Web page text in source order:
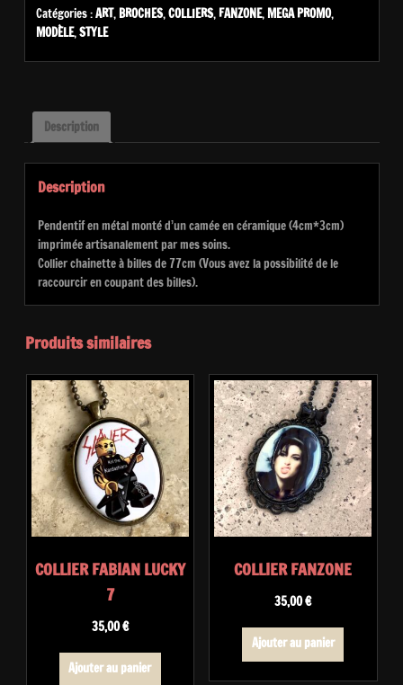
BROCHE
FANZONE
Catégories :ART, BROCHES,COLLIERS, FANZONE, MEGA PROMO,
MODÈLE,STYLE
Description
Description
Pendentif en métal monté d’un camée en céramique (4cm*3cm)
imprimée artisanalement par mes soins.
Collier chainette à billes de 77cm (Vous avez la possibilité de le
raccourcir en coupant des billes).
Produits similaires
COLLIER FABIAN LUCKY
7
35,00€
Ajouter au panier
COLLIER FANZONE
35,00€
Ajouter au panier